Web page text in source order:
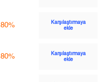
80%
Karşılaştırmaya
ekle
80%
Karşılaştırmaya
ekle